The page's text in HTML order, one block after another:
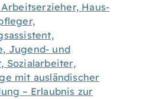
Haus-
Jugend- und
Sozialarbeiter,
mit ausländischer
– Erlaubnis zur